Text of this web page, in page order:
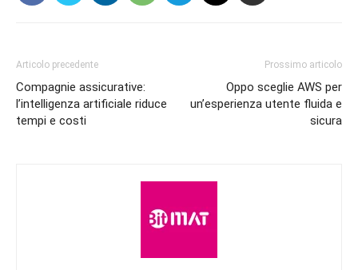
Articolo precedente
Compagnie assicurative:
l’intelligenza artificiale riduce
tempi e costi
Prossimo articolo
Oppo sceglie AWS per
un’esperienza utente fluida e
sicura